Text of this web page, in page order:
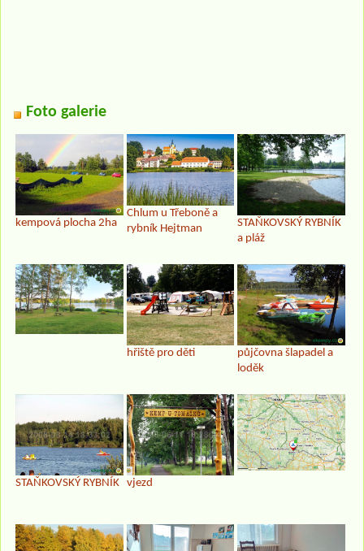
Foto galerie
kempová plocha 2ha
Chlum u Třeboně a
rybník Hejtman
STAŇKOVSKÝ RYBNÍK
a pláž
hřiště pro děti
půjčovna šlapadel a
loděk
STAŇKOVSKÝ RYBNÍK vjezd